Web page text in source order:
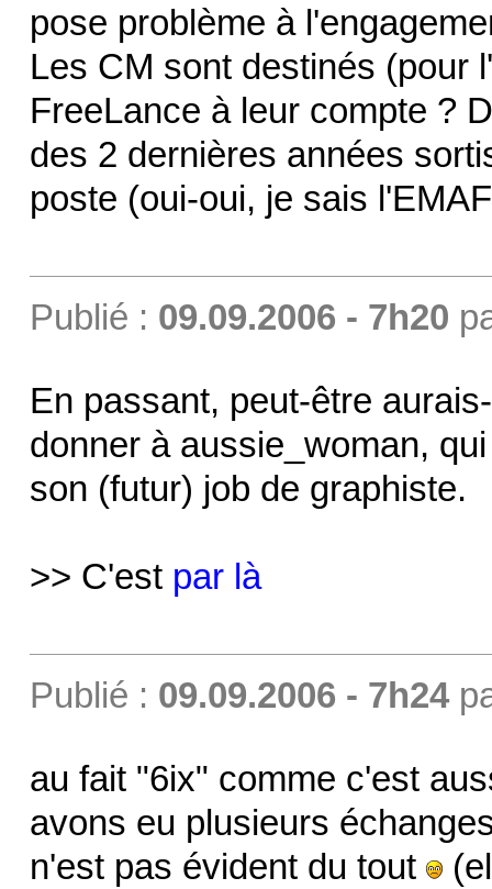
pose problème à
Les CM sont destinés (pour
FreeLance à leur compte ?
des 2 dernières années
poste (oui-oui, je sais
Publié : 09.09.2006 - 7h20
En passant, peut-être
donner à aussie_woman,
son (futur) job de graphiste.
>> C'est par là
Publié : 09.09.2006 - 7h24
au fait "6ix" comme c'est
avons eu plusieurs
n'est pas évident du tout